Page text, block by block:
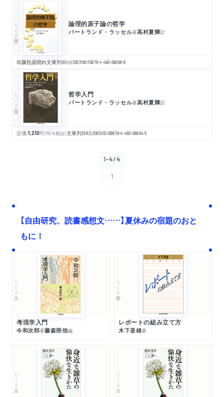
ちくま学芸文庫 論理的原子論の哲学
バートランド・ラッセル著高村夏輝訳
出版社品切れ文庫判304頁2007/09/10978-4-480-09096-6
ちくま学芸文庫 哲学入門
バートランド・ラッセル著高村夏輝訳
定価:1,210円 （10％税込）文庫判288頁2005/03/09978-4-480-08904-5
1-4/4
1
【自由研究、読書感想文……】夏休みの宿題のおと
もに！
ちくま文庫
考現学入門
今和次郎著藤森照信編
ちくま学芸文庫
レポートの組み立て方
木下是雄著
ちくま文庫 ちくま文庫